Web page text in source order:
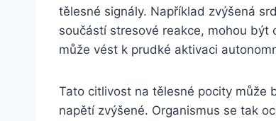
tělesné signály. Například zvýšená
součástí stresové reakce, mohou být
může vést k prudké aktivaci
Tato citlivost na tělesné pocity může
napětí zvýšené. Organismus se tak